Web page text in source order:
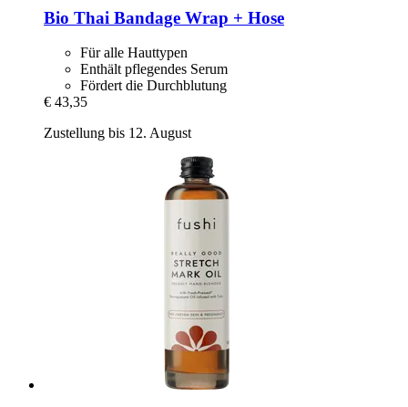
Bio Thai Bandage Wrap + Hose
Für alle Hauttypen
Enthält pflegendes Serum
Fördert die Durchblutung
€ 43,35
Zustellung bis 12. August